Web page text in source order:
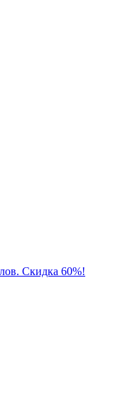
Скидка 60%!